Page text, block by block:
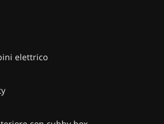
elettrico